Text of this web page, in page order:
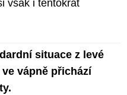
však i tentokrát
situace z levé
vápně přichází